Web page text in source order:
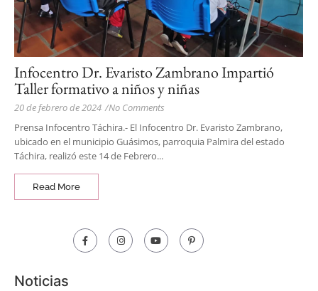
Infocentro Dr. Evaristo Zambrano Impartió
Taller formativo a niños y niñas
20 de febrero de 2024 /No Comments
Prensa Infocentro Táchira.- El Infocentro Dr. Evaristo Zambrano,
ubicado en el municipio Guásimos, parroquia Palmira del estado
Táchira, realizó este 14 de Febrero...
Read More
Noticias